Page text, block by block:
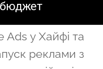
в
Ads у Хайфі та
реклами з